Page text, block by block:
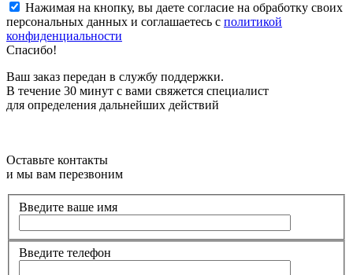
Нажимая на кнопку, вы даете согласие на обработку своих
персональных данных и соглашаетесь с политикой
конфиденциальности
Спасибо!
Ваш заказ передан в службу поддержки.
В течение 30 минут с вами свяжется специалист
для определения дальнейших действий
Оставьте контакты
и мы вам перезвоним
Введите ваше имя
Введите телефон